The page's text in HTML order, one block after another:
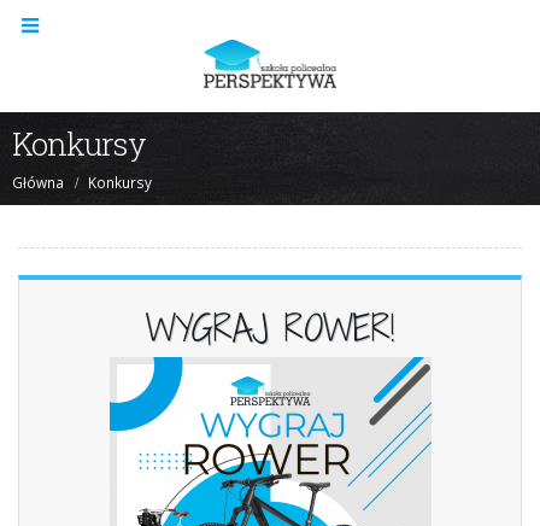
Konkursy
Główna Konkursy
WYGRAJ ROWER!